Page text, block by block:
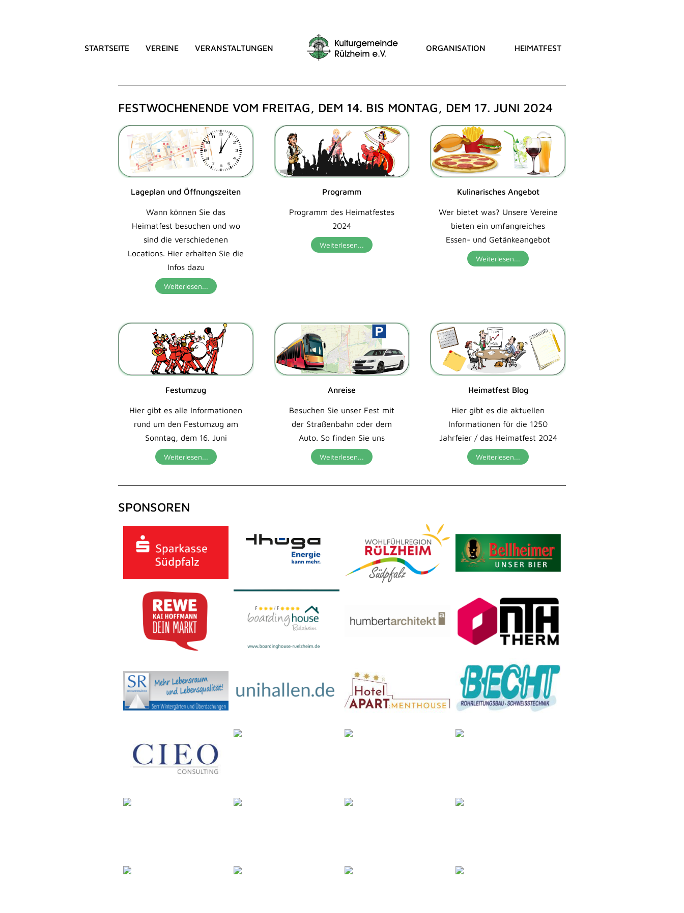
STARTSEITE VEREINE VERANSTALTUNGEN ORGANISATION HEIMATFEST
HEIMATFEST
FESTWOCHENENDE VOM FREITAG, DEM 14. BIS MONTAG, DEM 17. JUNI 2024
Lageplan und Öffnungszeiten
Wann können Sie das
Heimatfest besuchen und wo
sind die verschiedenen
Locations. Hier erhalten Sie die
Infos dazu
Weiterlesen...
Programm
Programm des Heimatfestes
2024
Weiterlesen...
Kulinarisches Angebot
Wer bietet was? Unsere Vereine
bieten ein umfangreiches
Essen- und Getänkeangebot
Weiterlesen...
Festumzug
Hier gibt es alle Informationen
rund um den Festumzug am
Sonntag, dem 16. Juni
Weiterlesen...
Anreise
Besuchen Sie unser Fest mit
der Straßenbahn oder dem
Auto. So finden Sie uns
Weiterlesen...
Heimatfest Blog
Hier gibt es die aktuellen
Informationen für die 1250
Jahrfeier / das Heimatfest 2024
Weiterlesen...
SPONSOREN